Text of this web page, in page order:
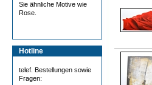
Sie ähnliche Motive wie
Rose.
Hotline
telef. Bestellungen sowie
Fragen: